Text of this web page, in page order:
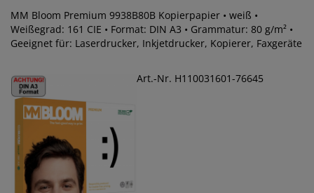
MM Bloom Premium 9938B80B Kopierpapier • weiß •
Weißegrad: 161 CIE • Format: DIN A3 • Grammatur: 80 g/m² •
Geeignet für: Laserdrucker, Inkjetdrucker, Kopierer, Faxgeräte
Art.-Nr. H110031601-76645